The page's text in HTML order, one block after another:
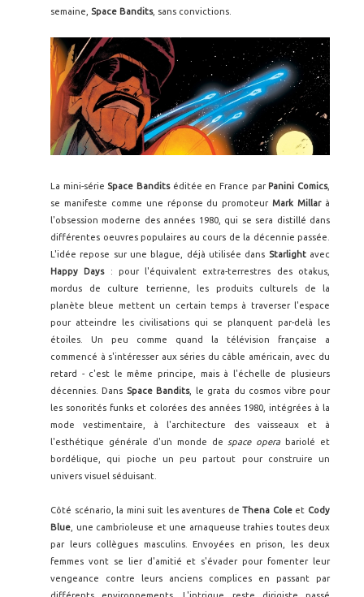
semaine, Space Bandits, sans convictions.
La mini-série Space Banditséditée en France par Panini Comics,
se manifeste comme une réponse du promoteurMark Millarà
l'obsession moderne des années 1980, qui se sera distillé dans
différentes oeuvres populaires au cours de la décennie passée.
L'idée repose sur une blague, déjà utilisée dans Starlightavec
Happy Days: pour l'équivalent extra-terrestres des otakus,
mordus de culture terrienne, les produits culturels de la
planète bleue mettent un certain temps à traverser l'espace
pour atteindre les civilisations qui se planquent par-delà les
étoiles. Un peu comme quand la télévision française a
commencé à s'intéresser aux séries du câble américain, avec du
retard - c'est le même principe, mais à l'échelle de plusieurs
décennies. Dans Space Bandits, le grata du cosmos vibre pour
les sonorités funks et colorées des années 1980, intégrées à la
mode vestimentaire, à l'architecture des vaisseaux et à
l'esthétique générale d'un monde de space opera bariolé et
bordélique, qui pioche un peu partout pour construire un
univers visuel séduisant.
Côté scénario, la mini suit les aventures deThena Coleet Cody
Blue , une cambrioleuse et une arnaqueuse trahies toutes deux
par leurs collègues masculins. Envoyées en prison, les deux
femmes vont se lier d'amitié et s'évader pour fomenter leur
vengeance contre leurs anciens complices en passant par